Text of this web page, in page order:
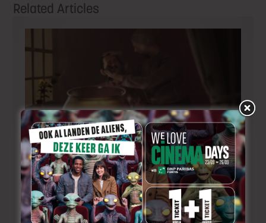
Related Articles
Korte animatiefilm ‘Melk’ nu ook uitgenodigd voor
TIFF
16 uur ago